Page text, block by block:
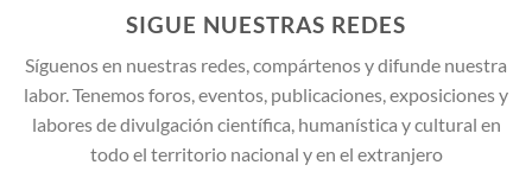
SIGUE NUESTRAS REDES
Síguenos en nuestras redes, compártenos y difunde nuestra
labor. Tenemos foros, eventos, publicaciones, exposiciones y
labores de divulgación científica, humanística y cultural en
todo el territorio nacional y en el extranjero